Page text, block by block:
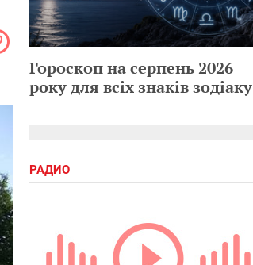
Гороскоп на серпень 2026
року для всіх знаків зодіаку
РАДИО